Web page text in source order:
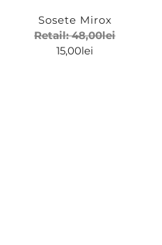
Sosete Mirox
Retail:48,00lei
15,00lei